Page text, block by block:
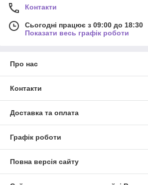
Контакти
Сьогодні працює з 09:00 до 18:30
Показати весь графік роботи
Про нас
Контакти
Доставка та оплата
Графік роботи
Повна версія сайту